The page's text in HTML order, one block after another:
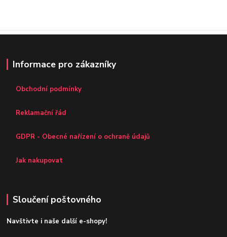
Informace pro zákazníky
Obchodní podmínky
Reklamační řád
GDPR - Obecné nařízení o ochraně údajů
Jak nakupovat
Sloučení poštovného
Navštivte i naše další e-shopy!